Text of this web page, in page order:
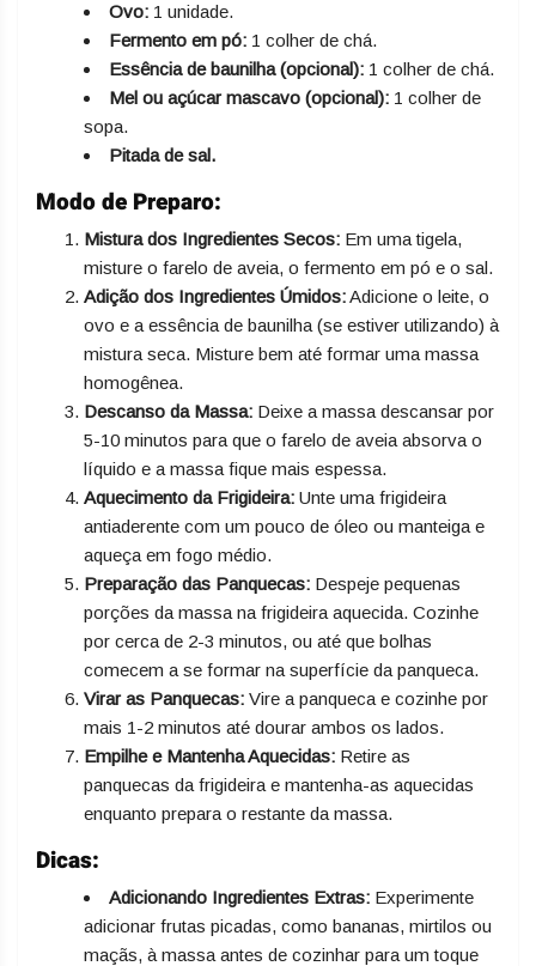
Ovo: 1 unidade.
Fermento em pó: 1 colher de chá.
Essência de baunilha (opcional): 1 colher de chá.
Mel ou açúcar mascavo (opcional): 1 colher de
sopa.
Pitada de sal.
Modo de Preparo:
Mistura dos Ingredientes Secos: Em uma tigela,
misture o farelo de aveia, o fermento em pó e o sal.
Adição dos Ingredientes Úmidos:Adicione o leite, o
ovo e a essência de baunilha (se estiver utilizando) à
mistura seca. Misture bem até formar uma massa
homogênea.
Descanso da Massa: Deixe a massa descansar por
5-10 minutos para que o farelo de aveia absorva o
líquido e a massa fique mais espessa.
Aquecimento da Frigideira: Unte uma frigideira
antiaderente com um pouco de óleo ou manteiga e
aqueça em fogo médio.
Preparação das Panquecas: Despeje pequenas
porções da massa na frigideira aquecida. Cozinhe
por cerca de 2-3 minutos, ou até que bolhas
comecem a se formar na superfície da panqueca.
Virar as Panquecas: Vire a panqueca e cozinhe por
mais 1-2 minutos até dourar ambos os lados.
Empilhe e Mantenha Aquecidas: Retire as
panquecas da frigideira e mantenha-as aquecidas
enquanto prepara o restante da massa.
Dicas:
Adicionando Ingredientes Extras: Experimente
adicionar frutas picadas, como bananas, mirtilos ou
maçãs, à massa antes de cozinhar para um toque